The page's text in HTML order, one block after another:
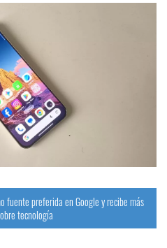
fuente preferida en Google y recibe más
tecnología